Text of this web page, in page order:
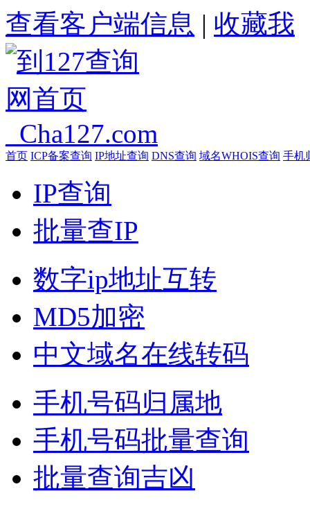
查看客户端信息 | 收藏我
首页 ICP备案查询 IP地址查询 DNS查询 域名WHOIS查询 手机
IP查询
批量查IP
数字ip地址互转
MD5加密
中文域名在线转码
手机号码归属地
手机号码批量查询
批量查询吉凶